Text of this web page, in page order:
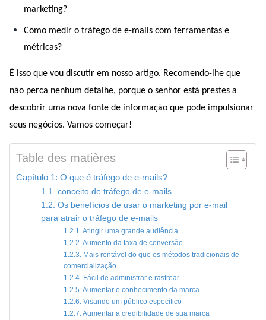
marketing?
Como medir o tráfego de e-mails com ferramentas e
métricas?
É isso que vou discutir em nosso artigo. Recomendo-lhe que
não perca nenhum detalhe, porque o senhor está prestes a
descobrir uma nova fonte de informação que pode impulsionar
seus negócios. Vamos começar!
Table des matières
Capítulo 1: O que é tráfego de e-mails?
1.1. conceito de tráfego de e-mails
1.2. Os benefícios de usar o marketing por e-mail
para atrair o tráfego de e-mails
1.2.1. Atingir uma grande audiência
1.2.2. Aumento da taxa de conversão
1.2.3. Mais rentável do que os métodos tradicionais de
comercialização
1.2.4. Fácil de administrar e rastrear
1.2.5. Aumentar o conhecimento da marca
1.2.6. Visando um público específico
1.2.7. Aumentar a credibilidade de sua marca